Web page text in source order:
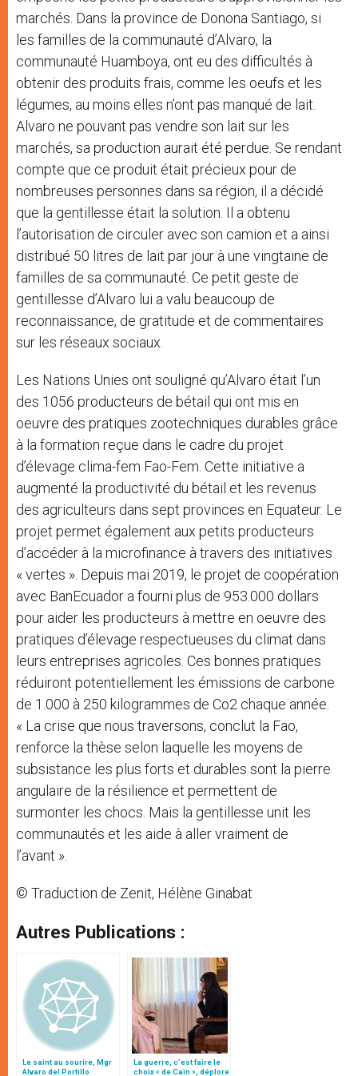
marchés. Dans la province de Donona Santiago, si
les familles de la communauté d’Alvaro, la
communauté Huamboya, ont eu des difficultés à
obtenir des produits frais, comme les oeufs et les
légumes, au moins elles n’ont pas manqué de lait.
Alvaro ne pouvant pas vendre son lait sur les
marchés, sa production aurait été perdue. Se rendant
compte que ce produit était précieux pour de
nombreuses personnes dans sa région, il a décidé
que la gentillesse était la solution. Il a obtenu
l’autorisation de circuler avec son camion et a ainsi
distribué 50 litres de lait par jour à une vingtaine de
familles de sa communauté. Ce petit geste de
gentillesse d’Alvaro lui a valu beaucoup de
reconnaissance, de gratitude et de commentaires
sur les réseaux sociaux.
Les Nations Unies ont souligné qu’Alvaro était l’un
des 1056 producteurs de bétail qui ont mis en
oeuvre des pratiques zootechniques durables grâce
à la formation reçue dans le cadre du projet
d’élevage clima-fem Fao-Fem. Cette initiative a
augmenté la productivité du bétail et les revenus
des agriculteurs dans sept provinces en Equateur. Le
projet permet également aux petits producteurs
d’accéder à la microfinance à travers des initiatives
« vertes ». Depuis mai 2019, le projet de coopération
avec BanEcuador a fourni plus de 953.000 dollars
pour aider les producteurs à mettre en oeuvre des
pratiques d’élevage respectueuses du climat dans
leurs entreprises agricoles. Ces bonnes pratiques
réduiront potentiellement les émissions de carbone
de 1.000 à 250 kilogrammes de Co2 chaque année.
« La crise que nous traversons, conclut la Fao,
renforce la thèse selon laquelle les moyens de
subsistance les plus forts et durables sont la pierre
angulaire de la résilience et permettent de
surmonter les chocs. Mais la gentillesse unit les
communautés et les aide à aller vraiment de
l’avant ».
© Traduction de Zenit, Hélène Ginabat
Autres Publications :
Le saint au sourire, Mgr
Alvaro del Portillo
La guerre, c’est faire le
choix « de Caïn », déplore